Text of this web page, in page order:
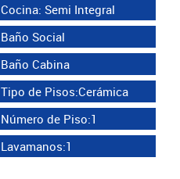
Cocina: Semi Integral
Baño Social
Baño Cabina
Tipo de Pisos:Cerámica
Número de Piso:1
Lavamanos:1